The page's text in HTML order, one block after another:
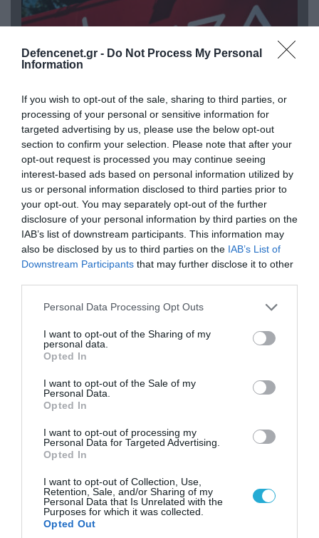
Defencenet.gr - Do Not Process My Personal
Information
If you wish to opt-out of the sale, sharing to third parties, or
processing of your personal or sensitive information for
targeted advertising by us, please use the below opt-out
section to confirm your selection. Please note that after your
opt-out request is processed you may continue seeing
interest-based ads based on personal information utilized by
us or personal information disclosed to third parties prior to
your opt-out. You may separately opt-out of the further
disclosure of your personal information by third parties on the
IAB’s list of downstream participants. This information may
also be disclosed by us to third parties on the IAB’s List of
Downstream Participants that may further disclose it to other
Please note that this website/app uses one or more Google
not limited to your visit or usage behaviour. You may click to
grant or deny consent to Google and its third-party tags to
use your data for below specified purposes in below Google
consent section.
Personal Data Processing Opt Outs
I want to opt-out of the Sharing of my
personal data.
Opted In
I want to opt-out of the Sale of my
Personal Data.
Opted In
I want to opt-out of processing my
Personal Data for Targeted Advertising.
Opted In
I want to opt-out of Collection, Use,
Retention, Sale, and/or Sharing of my
Personal Data that Is Unrelated with the
Purposes for which it was collected.
Opted Out
09.08.2026 | 17:02
ΣΥΡΙΖΑ για υποκλοπές: «Το (παρα)κράτος της ΝΔ
έχει συνέχεια και συνέπεια»
08.08.2026 | 09:02
«Η απόλυτη τραγωδία»: Η «αιχμηρή» ανάρτηση
του Αρκά για τα τατουάζ (φωτο)